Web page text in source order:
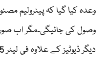
وصول کی جائیگی۔مگر اب